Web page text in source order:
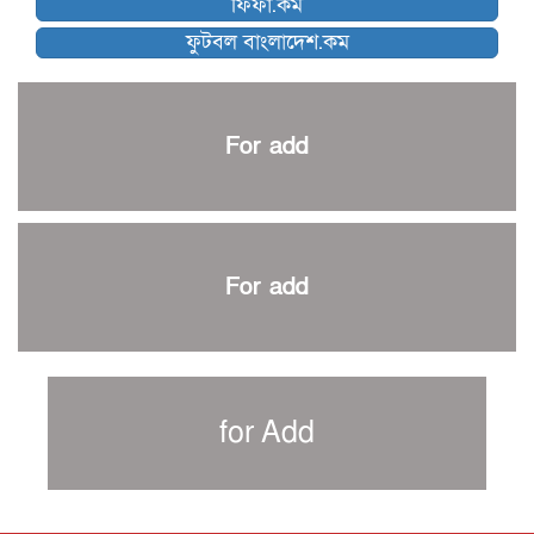
নেইমারকে নিয়েই বিশ্বকাপে ব্রাজিলের প্রাথমিক স্কোয়াড
আর্জেন্টিনার ৫৫ সদস্যের প্রাথমিক দল ঘোষণা
পাকিস্তানের বিপক্ষে ঐতিহাসিক জয়ে ক্রীড়া প্রতিমন্ত্রীর অভিনন্দন
শান্ত-মুমিনুলদের ব্যাটে প্রথম দিন বাংলাদেশের
প্রচার বিমুখ এক ক্রীড়া অন্তপ্রাণ সংগঠক
নতুন সভাপতি পাচ্ছে ক্রিকেটের আইন প্রণয়নকারী সংস্থা এমসিসি
সাফের হ্যাটট্রিক মিশনে থাইল্যান্ডের পথে আফঈদারা
বায়ার্নকে বিদায় করে ফাইনালে পিএসজি
ফুটবল বাংলাদেশ.কম
For add
For add
for Add